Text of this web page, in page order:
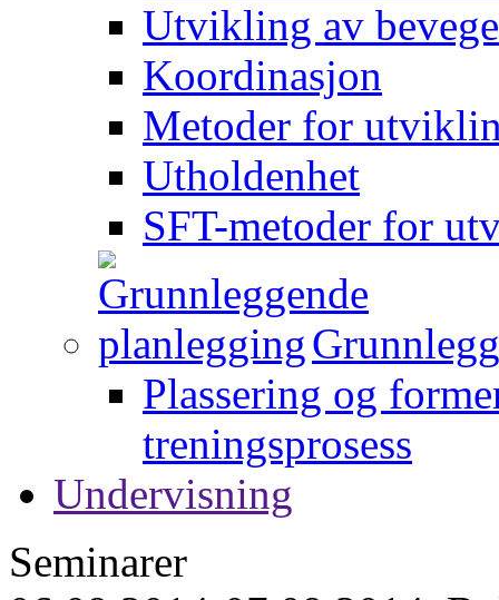
Utvikling av
Koordinasjon
Metoder for
Utholdenhet
SFT-metoder for
Plassering og
treningsprosess
Undervisning
Seminarer